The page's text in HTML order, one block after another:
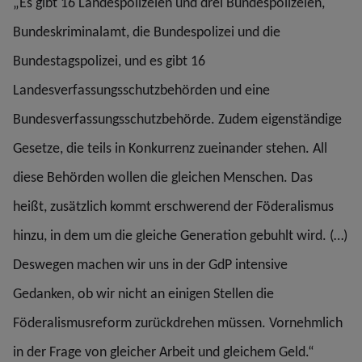
Bundeskriminalamt, die Bundespolizei und die
Bundestagspolizei, und es gibt 16
Landesverfassungsschutzbehörden und eine
Bundesverfassungsschutzbehörde. Zudem eigenständige
Gesetze, die teils in Konkurrenz zueinander stehen. All
diese Behörden wollen die gleichen Menschen. Das
heißt, zusätzlich kommt erschwerend der Föderalismus
hinzu, in dem um die gleiche Generation gebuhlt wird. (…)
Deswegen machen wir uns in der GdP intensive
Gedanken, ob wir nicht an einigen Stellen die
Föderalismusreform zurückdrehen müssen. Vornehmlich
in der Frage von gleicher Arbeit und gleichem Geld.“